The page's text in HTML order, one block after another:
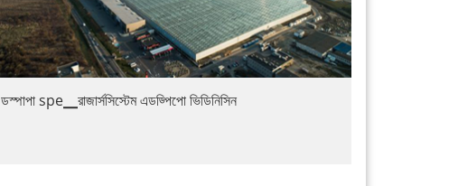
ডস্পাপা spe▁রাজার্সসিস্টেম এডড্পিপো ভিডিনিসিন